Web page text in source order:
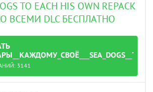
TO EACH HIS OWN REPACK
ВСЕМИ DLC БЕСПЛАТНО
3141